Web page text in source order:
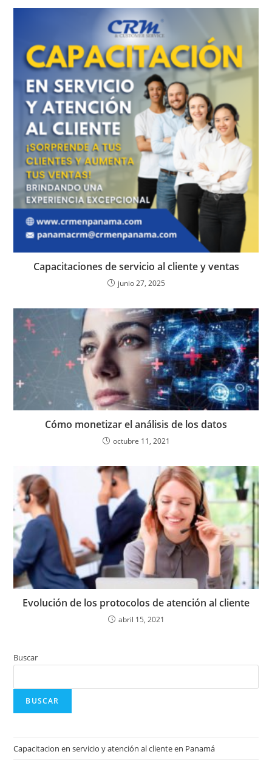
Capacitaciones de servicio al cliente y ventas
junio 27, 2025
Cómo monetizar el análisis de los datos
octubre 11, 2021
Evolución de los protocolos de atención al cliente
abril 15, 2021
Buscar
BUSCAR
Capacitacion en servicio y atención al cliente en Panamá